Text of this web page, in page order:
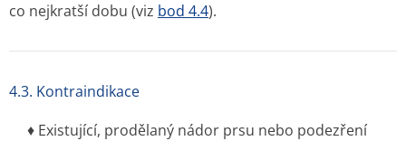
co nejkratší dobu (viz bod 4.4).
4.3. Kontraindikace
♦ Existující, prodělaný nádor prsu nebo podezření